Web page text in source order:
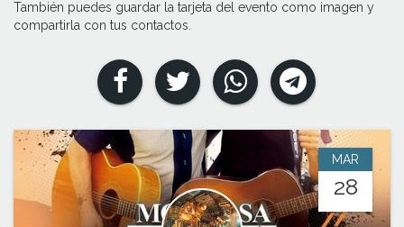
También puedes guardar la tarjeta del evento como imagen y
compartirla con tus contactos.
MAR
28